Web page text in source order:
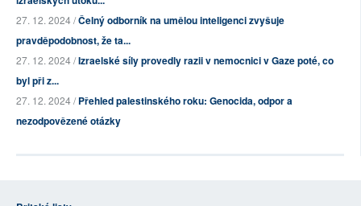
27. 12. 2024 /Čelný odborník na umělou inteligenci zvyšuje
pravděpodobnost, že ta...
27. 12. 2024 /Izraelské síly provedly razii v nemocnici v Gaze poté, co
byl při z...
27. 12. 2024 /Přehled palestinského roku: Genocida, odpor a
nezodpovězené otázky